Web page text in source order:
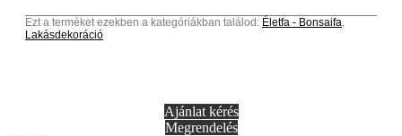
Ezt a terméket ezekben a kategóriákban találod: Életfa - Bonsaifa,
Lakásdekoráció
Ajánlat kérés
Megrendelés